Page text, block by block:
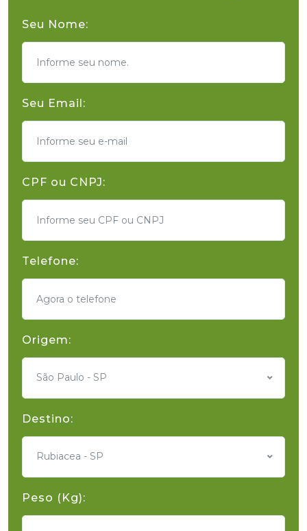
Seu Nome:
Seu Email:
CPF ou CNPJ:
Telefone:
Origem:
São Paulo - SP
Destino:
Rubiacea - SP
Peso (Kg):